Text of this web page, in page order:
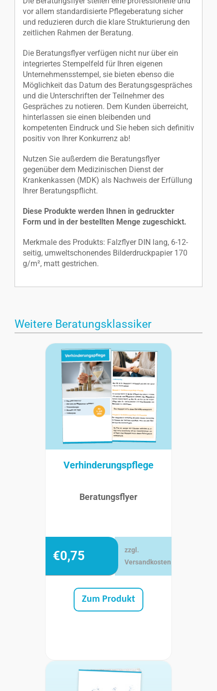
vor allem standardisierte Pflegeberatung sicher
und reduzieren durch die klare Strukturierung den
zeitlichen Rahmen der Beratung.
Die Beratungsflyer verfügen nicht nur über ein
integriertes Stempelfeld für Ihren eigenen
Unternehmensstempel, sie bieten ebenso die
Möglichkeit das Datum des Beratungsgespräches
und die Unterschriften der Teilnehmer des
Gespräches zu notieren. Dem Kunden überreicht,
hinterlassen sie einen bleibenden und
kompetenten Eindruck und Sie heben sich definitiv
positiv von Ihrer Konkurrenz ab!
Nutzen Sie außerdem die Beratungsflyer
gegenüber dem Medizinischen Dienst der
Krankenkassen (MDK) als Nachweis der Erfüllung
Ihrer Beratungspflicht.
Diese Produkte werden Ihnen in gedruckter
Form und in der bestellten Menge zugeschickt.
Merkmale des Produkts: Falzflyer DIN lang, 6-12-
seitig, umweltschonendes Bilderdruckpapier 170
g/m², matt gestrichen.
Weitere Beratungsklassiker
Verhinderungspflege
Beratungsflyer
€0,75
zzgl.
Versandkosten
Zum Produkt